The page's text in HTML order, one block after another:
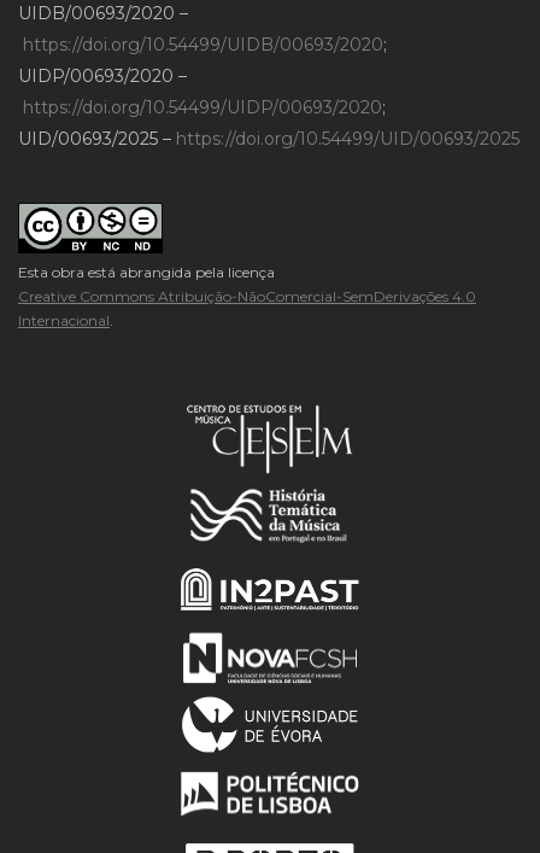
UIDB/00693/2020 –
https://doi.org/10.54499/UIDB/00693/2020;
UIDP/00693/2020 –
https://doi.org/10.54499/UIDP/00693/2020;
UID/00693/2025 – https://doi.org/10.54499/UID/00693/2025
Esta obra está abrangida pela licença
Creative Commons Atribuição-NãoComercial-SemDerivações 4.0
Internacional.